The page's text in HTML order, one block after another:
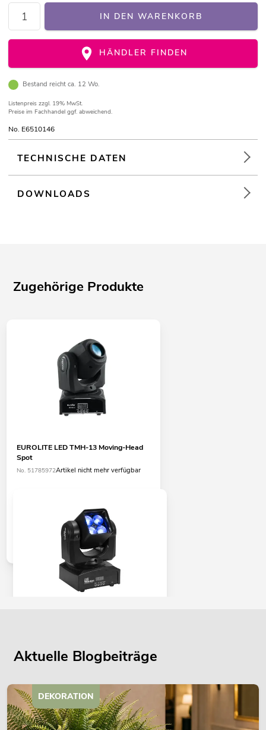
IN DEN WARENKORB
HÄNDLER FINDEN
Bestand reicht ca. 12 Wo.
Listenpreis zzgl. 19% MwSt.
Preise im Fachhandel ggf. abweichend.
No. E6510146
TECHNISCHE DATEN
DOWNLOADS
Zugehörige Produkte
EUROLITE LED TMH-13 Moving-Head
Spot
No. 51785972Artikel nicht mehr verfügbar
Aktuelle Blogbeiträge
DEKORATION